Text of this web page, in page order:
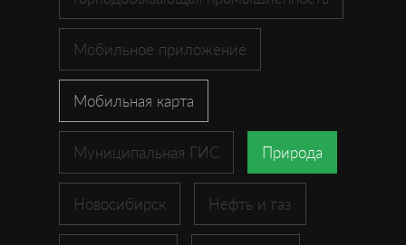
Мобильное приложение
Мобильная карта
Муниципальная ГИС Природа
Новосибирск Нефть и газ